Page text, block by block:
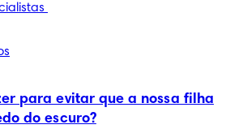
para evitar que a nossa filha
do escuro?